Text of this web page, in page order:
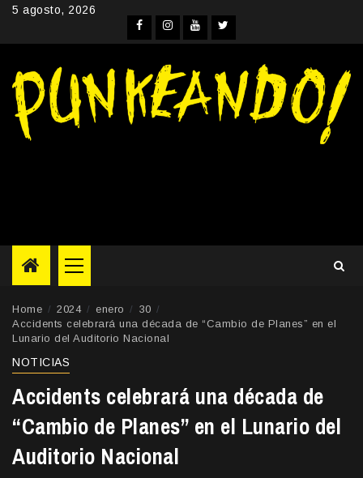
Skip5 agosto, 2026
Facebook
Instagram
YouTubeTwitter
Primary
Menu
Home 2024 enero
30
Accidents celebrará una década de “Cambio de Planes” en el
Lunario del Auditorio Nacional
NOTICIAS
Accidents celebrará una década de
“Cambio de Planes” en el Lunario del
Auditorio Nacional